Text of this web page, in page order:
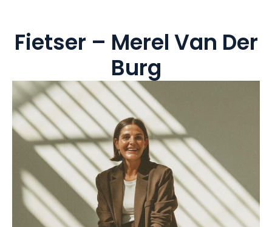
Fietser – Merel Van Der
Burg